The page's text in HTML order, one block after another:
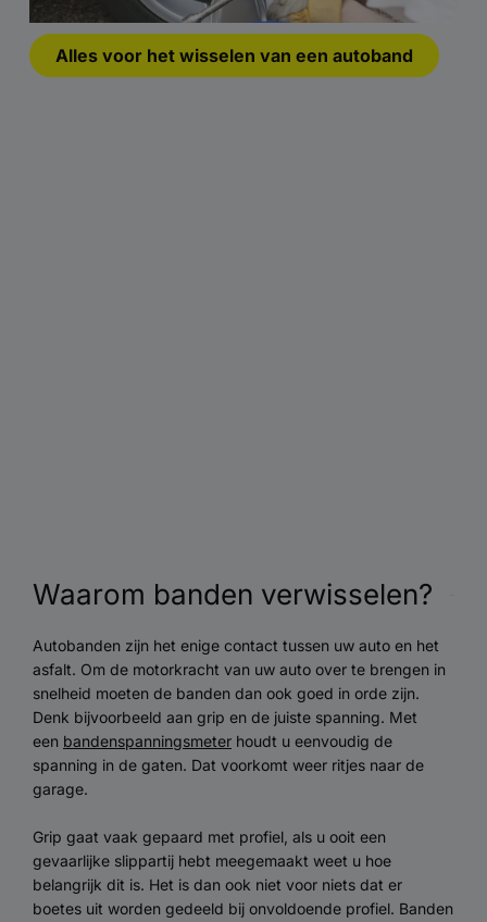
Alles voor het wisselen van een autoband
Waarom banden verwisselen?
Autobanden zijn het enige contact tussen uw auto en het
asfalt. Om de motorkracht van uw auto over te brengen in
snelheid moeten de banden dan ook goed in orde zijn.
Denk bijvoorbeeld aan grip en de juiste spanning. Met
een bandenspanningsmeter houdt u eenvoudig de
spanning in de gaten. Dat voorkomt weer ritjes naar de
garage.
Grip gaat vaak gepaard met profiel, als u ooit een
gevaarlijke slippartij hebt meegemaakt weet u hoe
belangrijk dit is. Het is dan ook niet voor niets dat er
boetes uit worden gedeeld bij onvoldoende profiel. Banden